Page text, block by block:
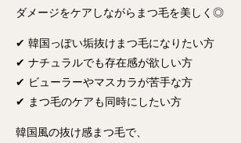
ダメージをケアしながらまつ毛を美しく◎
✔︎ 韓国っぽい垢抜けまつ毛になりたい方
✔︎ ナチュラルでも存在感が欲しい方
✔︎ ビューラーやマスカラが苦手な方
✔︎ まつ毛のケアも同時にしたい方
韓国風の抜け感まつ毛で、